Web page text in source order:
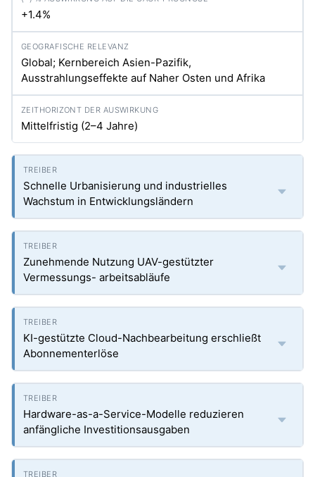
+1.4%
Global; Kernbereich Asien-Pazifik,
Ausstrahlungseffekte auf Naher Osten und Afrika
Mittelfristig (2–4 Jahre)
Schnelle Urbanisierung und industrielles
Wachstum in Entwicklungsländern
Zunehmende Nutzung UAV-gestützter
Vermessungs- arbeitsabläufe
KI-gestützte Cloud-Nachbearbeitung erschließt
Abonnementerlöse
Hardware-as-a-Service-Modelle reduzieren
anfängliche Investitionsausgaben